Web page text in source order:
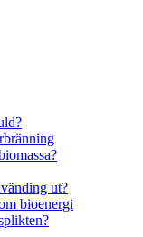
ut?
bioenergi